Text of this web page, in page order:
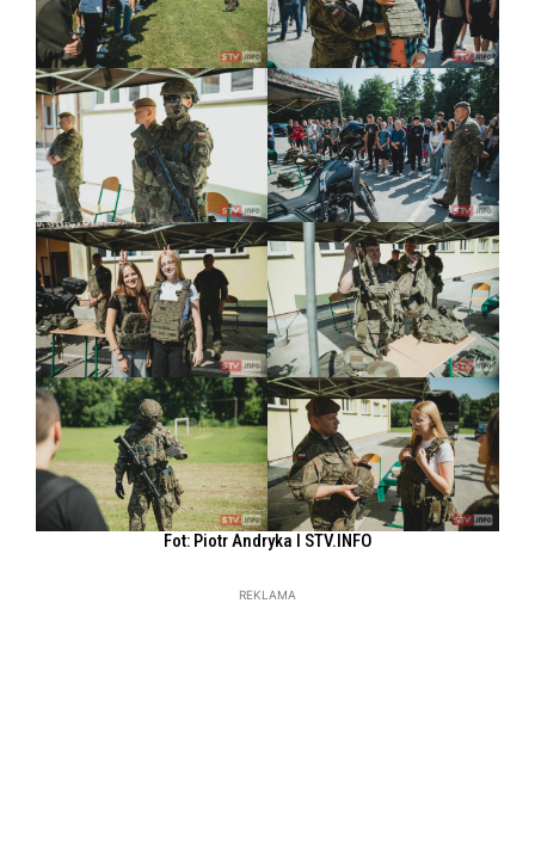
Fot: Piotr Andryka l STV.INFO
REKLAMA